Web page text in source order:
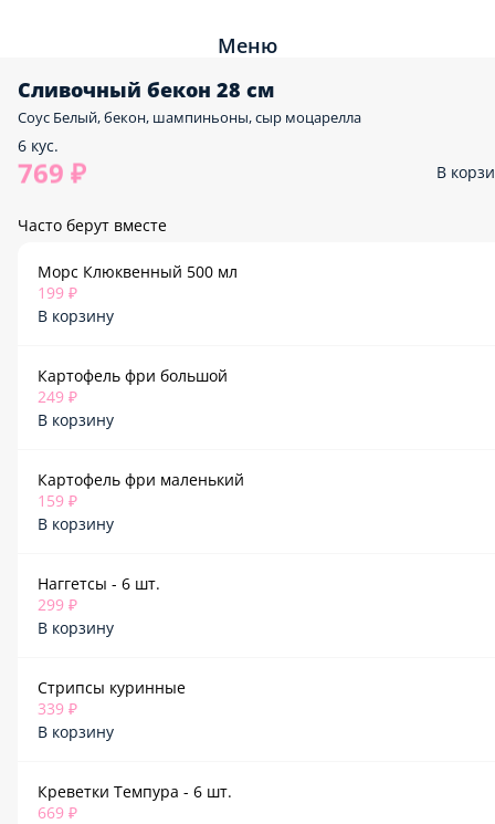
Меню
Сливочный бекон 28 см
Соус Белый, бекон, шампиньоны, сыр моцарелла
6 кус.
769 ₽ В
Часто берут вместе
Морс Клюквенный 500 мл
199 ₽
В корзину
Картофель фри большой
249 ₽
В корзину
Картофель фри маленький
159 ₽
В корзину
Наггетсы - 6 шт.
299 ₽
В корзину
Стрипсы куринные
339 ₽
В корзину
Креветки Темпура - 6 шт.
669 ₽